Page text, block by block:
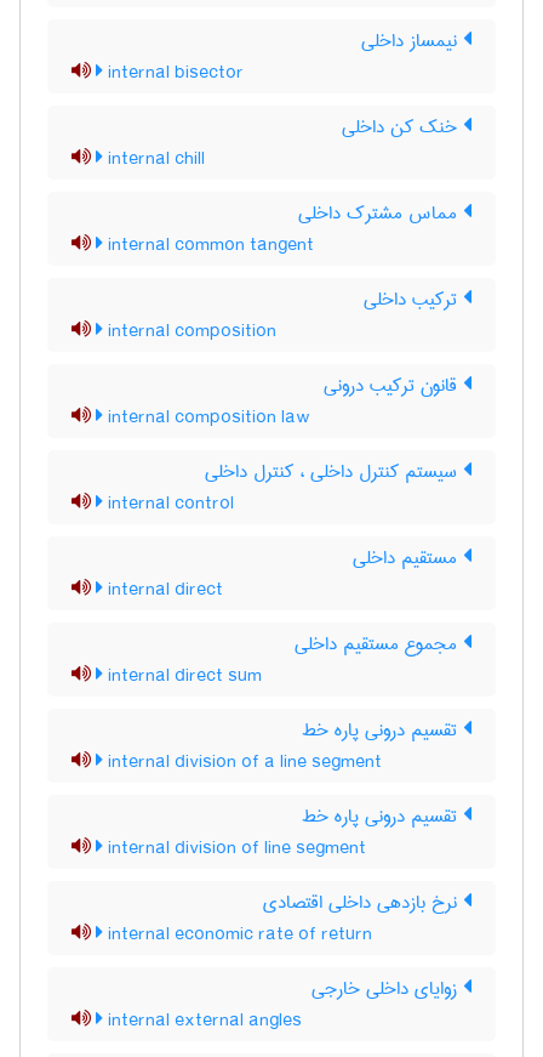
نیمساز داخلی
internal bisector
خنک کن داخلی
internal chill
مماس مشترک داخلی
internal common tangent
ترکیب داخلی
internal composition
قانون ترکیب درونی
internal composition law
سیستم کنترل داخلی ، کنترل داخلی
internal control
مستقیم داخلی
internal direct
مجموع مستقیم داخلی
internal direct sum
تقسیم درونی پاره خط
internal division of a line segment
تقسیم درونی پاره خط
internal division of line segment
نرخ بازدهی داخلی اقتصادی
internal economic rate of return
زوایای داخلی خارجی
internal external angles